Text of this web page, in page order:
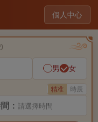
個人中心
男 女
精准 時辰
：請選擇時間